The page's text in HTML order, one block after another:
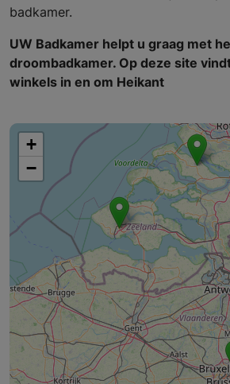
badkamer.
UW Badkamer helpt u graag met
droombadkamer. Op deze site
winkels in en om Heikant
+
−